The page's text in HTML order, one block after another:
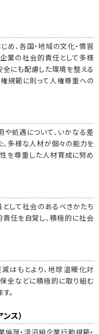
め、各国・地域の文化・慣習
業の社会的責任として多様
全にも配慮した環境を整える
規範に則って人権尊重への
や処遇について、いかなる差
、多様な人材が個々の能力を
を尊重した人材育成に努め
して社会のあるべきかたち
任を自覚し、積極的に社会
はもとより、地球温暖化対
全などに積極的に取り組む
。
ス）
倫理・淺沼組企業行動規範・